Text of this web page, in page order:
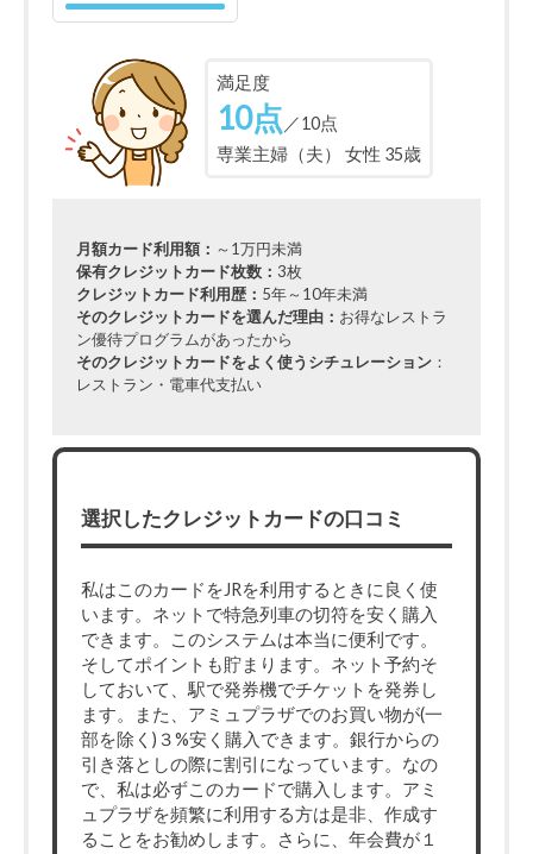
満足度
10点 ／10点
専業主婦（夫） 女性 35歳
月額カード利用額： ～1万円未満
保有クレジットカード枚数： 3枚
クレジットカード利用歴： 5年～10年未満
そのクレジットカードを選んだ理由： お得なレストラ
ン優待プログラムがあったから
そのクレジットカードをよく使うシチュレーション ：
レストラン・電車代支払い
選択したクレジットカードの口コミ
私はこのカードをJRを利用するときに良く使
います。ネットで特急列車の切符を安く購入
できます。このシステムは本当に便利です。
そしてポイントも貯まります。ネット予約そ
しておいて、駅で発券機でチケットを発券し
ます。また、アミュプラザでのお買い物が(一
部を除く)３%安く購入できます。銀行からの
引き落としの際に割引になっています。なの
で、私は必ずこのカードで購入します。アミ
ュプラザを頻繁に利用する方は是非、作成す
ることをお勧めします。さらに、年会費が１